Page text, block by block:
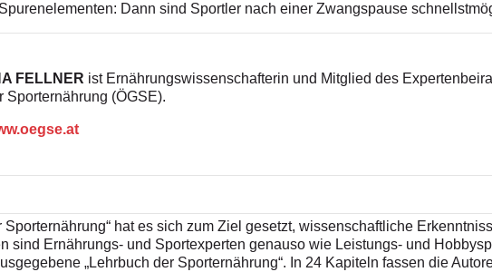
Dann sind Sportler nach einer Zwangspause
FELLNER ist Ernährungswissenschafterin und Mitglied des
Sporternährung (ÖGSE).
Sport­ernährung“ hat es sich zum Ziel gesetzt, wissenschaftliche
sind Ernährungs- und Sport­experten genauso wie Leistungs- und
„Lehrbuch der Sport­ernährung“. In 24 Kapiteln fassen die